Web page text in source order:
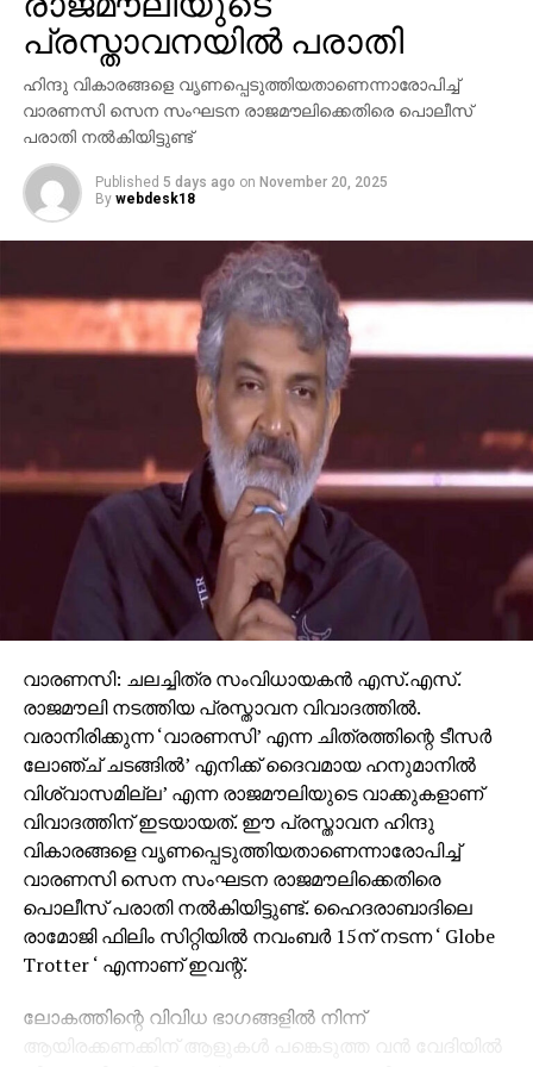
പ്രസ്താവനയില്‍ പരാതി
ഹിന്ദു വികാരങ്ങളെ വൃണപ്പെടുത്തിയതാണെന്നാരോപിച്ച്
വാരണസി സെന സംഘടന രാജമൗലിക്കെതിരെ പൊലീസ്
പരാതി നല്‍കിയിട്ടുണ്ട്
Published 5 days ago on November 20, 2025
By webdesk18
വാരണസി: ചലച്ചിത്ര സംവിധായകന്‍ എസ്.എസ്.
രാജമൗലി നടത്തിയ പ്രസ്താവന വിവാദത്തില്‍.
വരാനിരിക്കുന്ന ‘വാരണസി’ എന്ന ചിത്രത്തിന്റെ ടീസര്‍
ലോഞ്ച് ചടങ്ങില്‍’ എനിക്ക് ദൈവമായ ഹനുമാനില്‍
വിശ്വാസമില്ല’ എന്ന രാജമൗലിയുടെ വാക്കുകളാണ്
വിവാദത്തിന് ഇടയായത്. ഈ പ്രസ്താവന ഹിന്ദു
വികാരങ്ങളെ വൃണപ്പെടുത്തിയതാണെന്നാരോപിച്ച്
വാരണസി സെന സംഘടന രാജമൗലിക്കെതിരെ
പൊലീസ് പരാതി നല്‍കിയിട്ടുണ്ട്. ഹൈദരാബാദിലെ
രാമോജി ഫിലിം സിറ്റിയില്‍ നവംബര്‍ 15ന് നടന്ന ‘ Globe
Trotter ‘ എന്നാണ് ഇവന്റ്.
ലോകത്തിന്റെ വിവിധ ഭാഗങ്ങളില്‍ നിന്ന്
ആയിരക്കണക്കിന് ആളുകള്‍ പങ്കെടുത്ത വന്‍ വേദിയില്‍